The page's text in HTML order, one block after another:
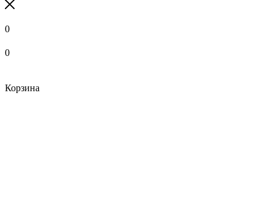
0
0
Корзина